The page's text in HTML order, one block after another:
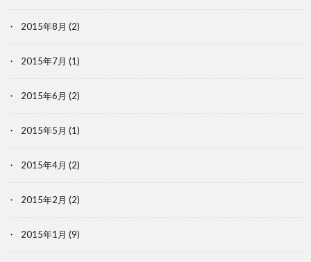
2015年8月 (2)
2015年7月 (1)
2015年6月 (2)
2015年5月 (1)
2015年4月 (2)
2015年2月 (2)
2015年1月 (9)